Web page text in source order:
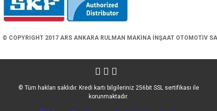
© COPYRIGHT 2017 ARS ANKARA RULMAN MAKİNA İNŞAAT OTOMOTİV
© Tüm hakları saklıdır. Kredi kartı bilgileriniz 256bit SSL sertifikası ile
korunmaktadır.